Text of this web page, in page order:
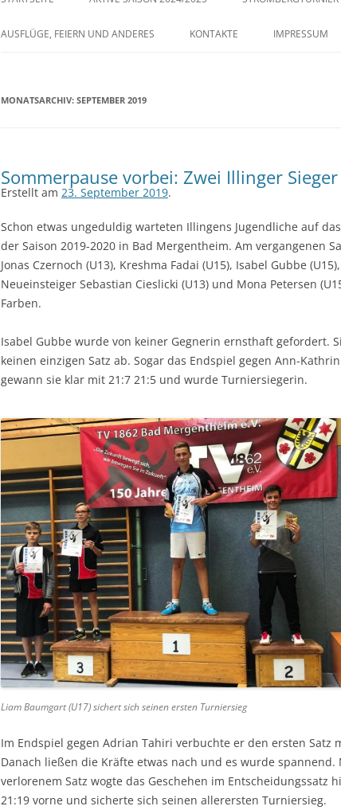
AKTIVE SAISON 2022/23
SAISON 2023 –
29.
AUSFLÜGE, FEIERN UND ANDERES KONTAKTE IMPRESSUM
MONATSARCHIV: SEPTEMBER 2019
Sommerpause vorbei: Zwei Illinger
Erstellt am 23. September 2019.
Schon etwas ungeduldig warteten Illingens Jugendliche auf
der Saison 2019-2020 in Bad Mergentheim. Am vergangenen
Jonas Czernoch (U13), Kreshma Fadai (U15), Isabel Gubbe
Neueinsteiger Sebastian Cieslicki (U13) und Mona Petersen
Farben.
Isabel Gubbe wurde von keiner Gegnerin ernsthaft gefordert.
keinen einzigen Satz ab. Sogar das Endspiel gegen Ann-
gewann sie klar mit 21:7 21:5 und wurde Turniersiegerin.
Liam Baumgart (U17) sichert sich seinen ersten Turniersieg
Im Endspiel gegen Adrian Tahiri verbuchte er den ersten Satz
Danach ließen die Kräfte etwas nach und es wurde spannend.
verlorenem Satz wogte das Geschehen im Entscheidungssatz
21:19 vorne und sicherte sich seinen allerersten Turniersieg.